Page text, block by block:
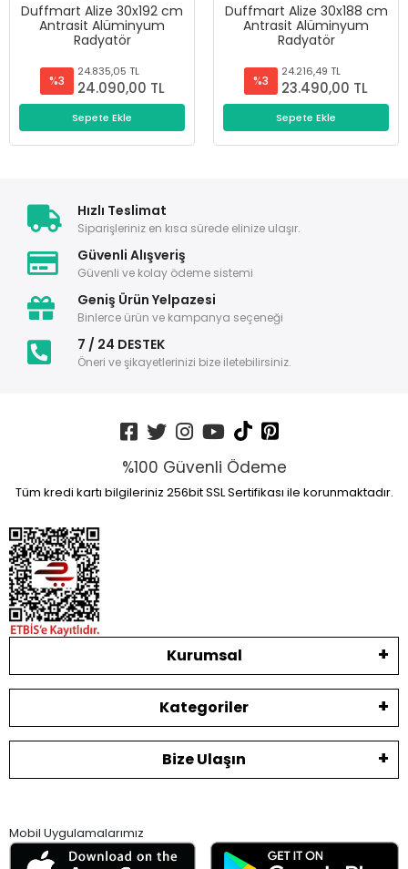
Duffmart Alize 30x192 cm
Antrasit Alüminyum
Radyatör
%3
24.835,05 TL
24.090,00 TL
Sepete Ekle
Duffmart Alize 30x188 cm
Antrasit Alüminyum
Radyatör
%3
24.216,49 TL
23.490,00 TL
Sepete Ekle
Hızlı Teslimat
Siparişleriniz en kısa sürede elinize ulaşır.
Güvenli Alışveriş
Güvenli ve kolay ödeme sistemi
Geniş Ürün Yelpazesi
Binlerce ürün ve kampanya seçeneği
7 / 24 DESTEK
Öneri ve şikayetlerinizi bize iletebilirsiniz.
%100 Güvenli Ödeme
Tüm kredi kartı bilgileriniz 256bit SSL Sertifikası ile korunmaktadır.
Kurumsal
Kategoriler
Bize Ulaşın
Mobil Uygulamalarımız